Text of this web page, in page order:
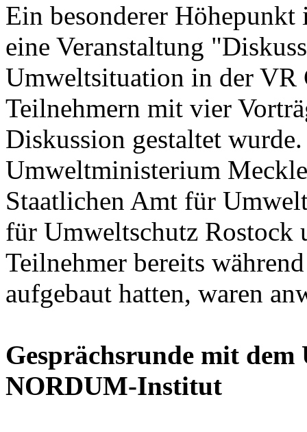
Ein besonderer
eine Veranstaltung
Umweltsituation in der VR
Teilnehmern mit vier
Diskussion gestaltet
Umweltministerium
Staatlichen Amt für
für Umweltschutz Rostock
Teilnehmer bereits
aufgebaut hatten, waren
Gesprächsrunde mit
NORDUM-Institut